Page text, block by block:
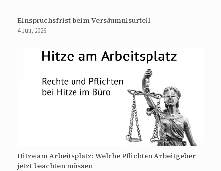
Einspruchsfrist beim Versäumnisurteil
4 Juli, 2026
Hitze am Arbeitsplatz: Welche Pflichten Arbeitgeber
jetzt beachten müssen